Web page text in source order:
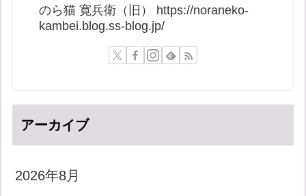
のら猫 寛兵衛（旧） https://noraneko-
kambei.blog.ss-blog.jp/
アーカイブ
2026年8月